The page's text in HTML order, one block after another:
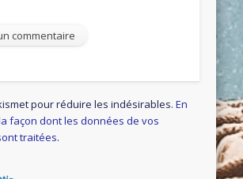
pour réduire les indésirables.En
façon dont les données de vos
traitées.